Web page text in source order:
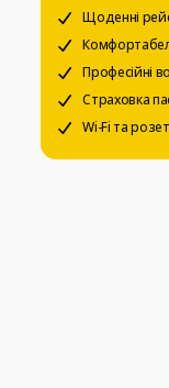
15:00Київ
20:00
Щоденні
Професійні
Страховка
Wi-Fi та